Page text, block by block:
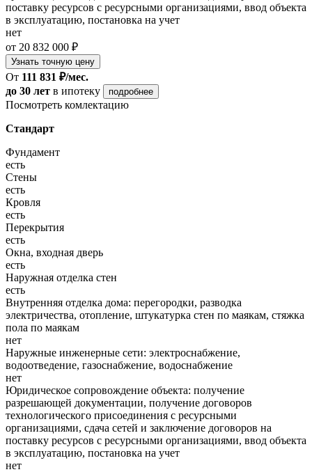
поставку ресурсов с ресурсными организациями, ввод объекта
в эксплуатацию, постановка на учет
нет
от 20 832 000 ₽
Узнать точную цену
От 111 831 ₽/мес.
до 30 лет в ипотеку подробнее
Посмотреть комлектацию
Стандарт
Фундамент
есть
Стены
есть
Кровля
есть
Перекрытия
есть
Окна, входная дверь
есть
Наружная отделка стен
есть
Внутренняя отделка дома: перегородки, разводка
электричества, отопление, штукатурка стен по маякам, стяжка
пола по маякам
нет
Наружные инженерные сети: электроснабжение,
водоотведение, газоснабжение, водоснабжение
нет
Юридическое сопровождение объекта: получение
разрешающей документации, получение договоров
технологического присоединения с ресурсными
организациями, сдача сетей и заключение договоров на
поставку ресурсов с ресурсными организациями, ввод объекта
в эксплуатацию, постановка на учет
нет